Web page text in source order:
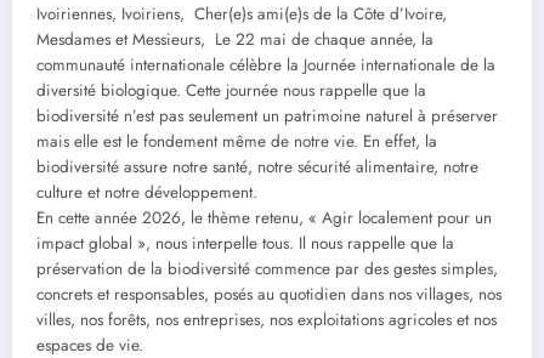
Ivoiriennes, Ivoiriens, ‎ ‎Cher(e)s ami(e)s de la Côte d’Ivoire, ‎
‎Mesdames et Messieurs, ‎ ‎Le 22 mai de chaque année, la
communauté internationale célèbre la Journée internationale de la
diversité biologique. Cette journée nous rappelle que la
biodiversité n’est pas seulement un patrimoine naturel à préserver
mais elle est le fondement même de notre vie. En effet, la
biodiversité assure notre santé, notre sécurité alimentaire, notre
culture et notre développement.
En cette année 2026, le thème retenu, « Agir localement pour un
impact global », nous interpelle tous. Il nous rappelle que la
préservation de la biodiversité commence par des gestes simples,
concrets et responsables, posés au quotidien dans nos villages, nos
villes, nos forêts, nos entreprises, nos exploitations agricoles et nos
espaces de vie.